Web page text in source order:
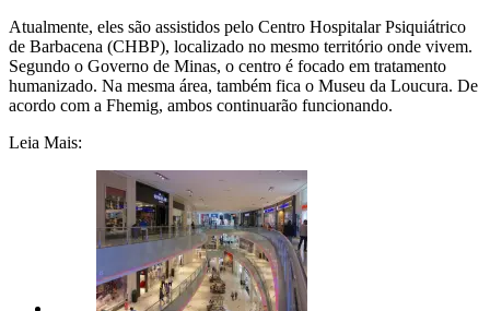
Atualmente, eles são assistidos pelo Centro Hospitalar Psiquiátrico
de Barbacena (CHBP), localizado no mesmo território onde vivem.
Segundo o Governo de Minas, o centro é focado em tratamento
humanizado. Na mesma área, também fica o Museu da Loucura. De
acordo com a Fhemig, ambos continuarão funcionando.
Leia Mais: